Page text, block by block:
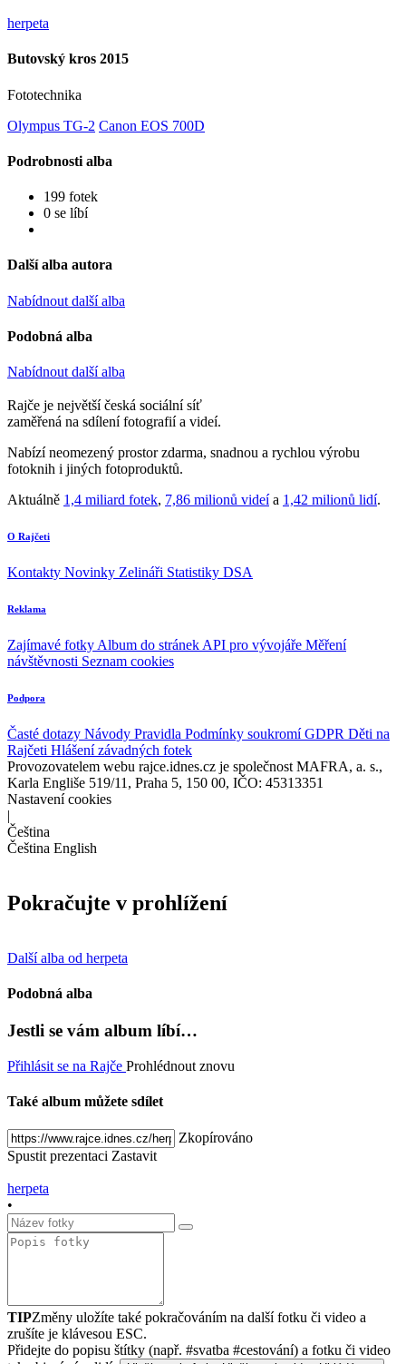
herpeta
Butovský kros 2015
Fototechnika
Olympus TG-2 Canon EOS 700D
Podrobnosti alba
199 fotek
0 se líbí
Další alba autora
Nabídnout další alba
Podobná alba
Nabídnout další alba
Rajče je největší česká sociální síť
zaměřená na sdílení fotografií a videí.
Nabízí neomezený prostor zdarma, snadnou a rychlou výrobu
fotoknih i jiných fotoproduktů.
Aktuálně 1,4 miliard fotek, 7,86 milionů videía 1,42 milionů lidí.
O Rajčeti
Kontakty Novinky Zelináři Statistiky DSA
Reklama
Zajímavé fotky Album do stránek API pro vývojáře Měření
návštěvnosti Seznam cookies
Podpora
Časté dotazy Návody Pravidla Podmínky soukromíGDPR Děti na
Rajčeti Hlášení závadných fotek
Provozovatelem webu rajce.idnes.cz je společnost MAFRA, a. s.,
Karla Engliše 519/11, Praha 5, 150 00, IČO: 45313351
Nastavení cookies
|
Čeština
Čeština English
Pokračujte v prohlížení
Další alba od herpeta
Podobná alba
Jestli se vám album líbí…
Přihlásit se na Rajče Prohlédnout znovu
Také album můžete sdílet
Zkopírováno
Spustit prezentaci Zastavit
herpeta
•
TIPZměny uložíte také pokračováním na další fotku či video a
zrušíte je klávesou ESC.
Přidejte do popisu štítky (např. #svatba #cestování) a fotku či video